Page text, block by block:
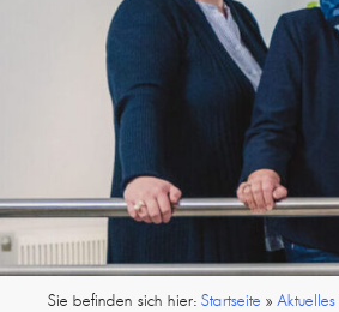
Sie befinden sich hier:Startseite »Aktuelles